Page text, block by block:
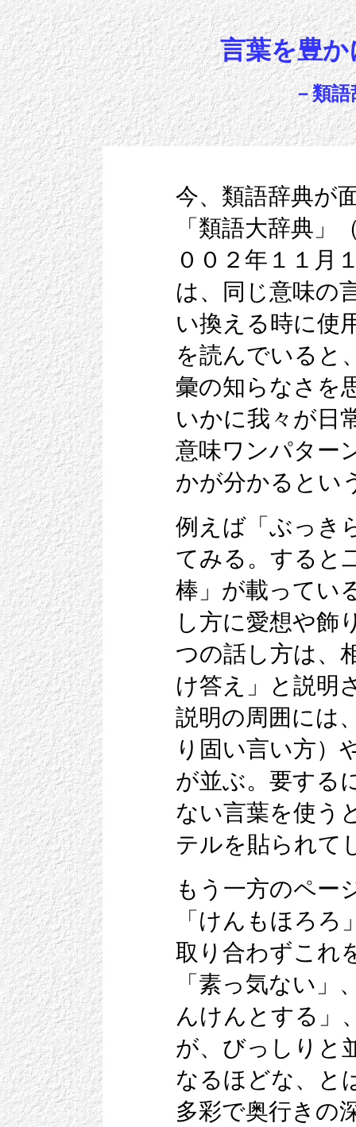
言葉を豊
－類語
今、類語辞典が
「類語大辞典
００２年１１月
は、同じ意味の
い換える時に使
を読んでいると
彙の知らなさを
いかに我々が日
意味ワンパター
かが分かるとい
例えば「ぶっき
てみる。すると
棒」が載ってい
し方に愛想や飾
つの話し方は、
け答え」と説明
説明の周囲には
り固い言い方）
が並ぶ。要する
ない言葉を使う
テルを貼られて
もう一方のペー
「けんもほろ
取り合わずこれ
「素っ気ない」
んけんとする」
が、びっしりと
なるほどな、と
多彩で奥行きの